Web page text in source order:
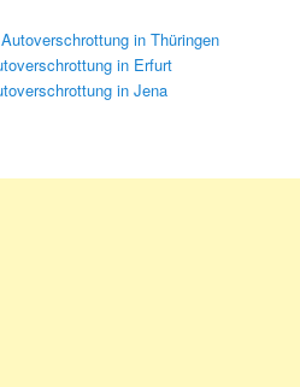
in Thüringen
in Erfurt
in Jena